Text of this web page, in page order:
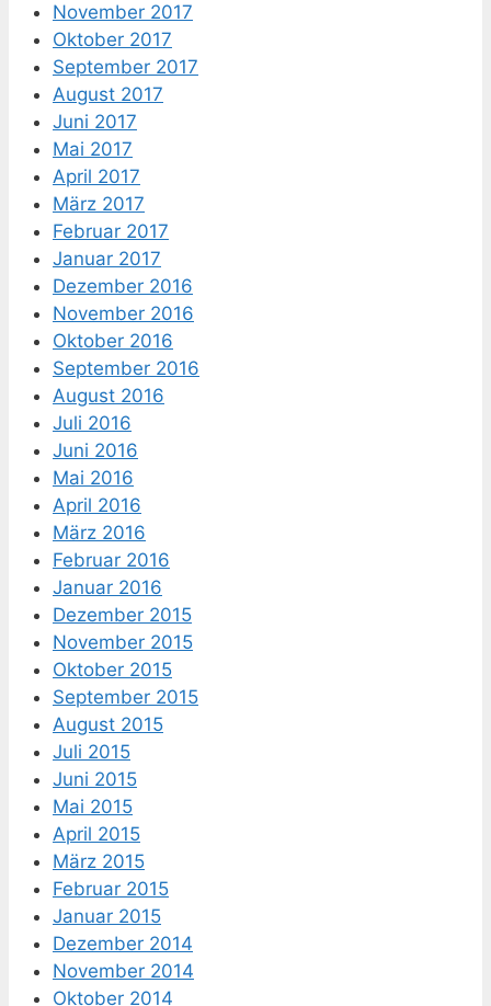
November 2017
Oktober 2017
September 2017
August 2017
Juni 2017
Mai 2017
April 2017
März 2017
Februar 2017
Januar 2017
Dezember 2016
November 2016
Oktober 2016
September 2016
August 2016
Juli 2016
Juni 2016
Mai 2016
April 2016
März 2016
Februar 2016
Januar 2016
Dezember 2015
November 2015
Oktober 2015
September 2015
August 2015
Juli 2015
Juni 2015
Mai 2015
April 2015
März 2015
Februar 2015
Januar 2015
Dezember 2014
November 2014
Oktober 2014